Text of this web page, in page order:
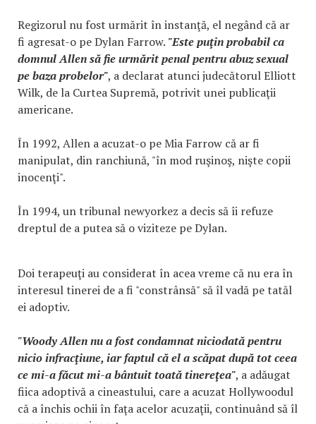
Regizorul nu fost urmărit în instanţă, el negând că ar
fi agresat-o pe Dylan Farrow. "Este puţin probabil ca
domnul Allen să fie urmărit penal pentru abuz sexual
pe baza probelor", a declarat atunci judecătorul Elliott
Wilk, de la Curtea Supremă, potrivit unei publicaţii
americane.
În 1992, Allen a acuzat-o pe Mia Farrow că ar fi
manipulat, din ranchiună, "în mod ruşinoş, nişte copii
inocenţi".
În 1994, un tribunal newyorkez a decis să îi refuze
dreptul de a putea să o viziteze pe Dylan.
Doi terapeuţi au considerat în acea vreme că nu era în
interesul tinerei de a fi "constrânsă" să îl vadă pe tatăl
ei adoptiv.
"Woody Allen nu a fost condamnat niciodată pentru
nicio infracţiune, iar faptul că el a scăpat după tot ceea
ce mi-a făcut mi-a bântuit toată tinereţea", a adăugat
fiica adoptivă a cineastului, care a acuzat Hollywoodul
că a închis ochii în faţa acelor acuzaţii, continuând să îl